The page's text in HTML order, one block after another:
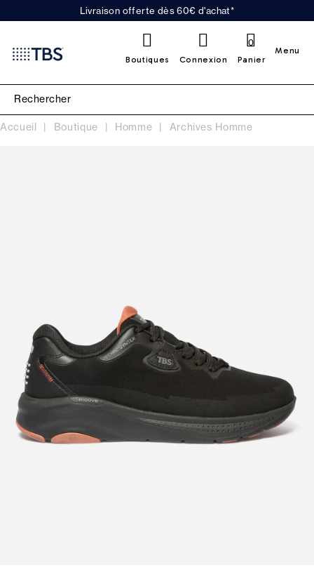
Livraison offerte dès 60€ d'achat*
Boutiques Connexion Panier
0
Menu
Accueil Boutique Homme Archives Homme